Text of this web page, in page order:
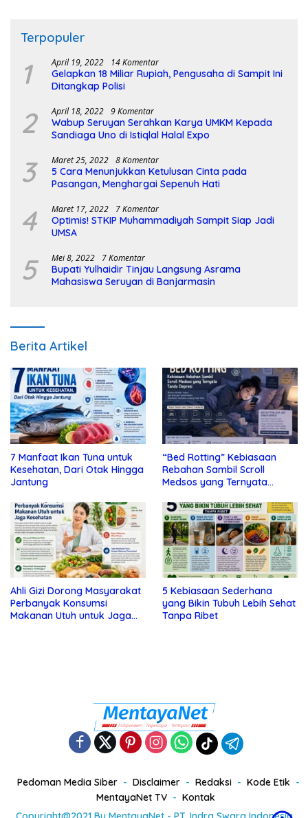
Terpopuler
1 April 19, 2022 14 Komentar
Gelapkan 18 Miliar Rupiah, Pengusaha di Sampit Ini
Ditangkap Polisi
2 April 18, 2022 9 Komentar
Wabup Seruyan Serahkan Karya UMKM Kepada
Sandiaga Uno di Istiqlal Halal Expo
3 Maret 25, 2022 8 Komentar
5 Cara Menunjukkan Ketulusan Cinta pada
Pasangan, Menghargai Sepenuh Hati
4 Maret 17, 2022 7 Komentar
Optimis! STKIP Muhammadiyah Sampit Siap Jadi
UMSA
5 Mei 8, 2022 7 Komentar
Bupati Yulhaidir Tinjau Langsung Asrama
Mahasiswa Seruyan di Banjarmasin
Berita Artikel
7 Manfaat Ikan Tuna untuk
Kesehatan, Dari Otak Hingga
Jantung
“Bed Rotting” Kebiasaan
Rebahan Sambil Scroll
Medsos yang Ternyata
Ahli Gizi Dorong Masyarakat
Perbanyak Konsumsi
Makanan Utuh untuk Jaga
5 Kebiasaan Sederhana
yang Bikin Tubuh Lebih Sehat
Tanpa Ribet
Pedoman Media Siber Disclaimer Redaksi
Kode Etik
MentayaNet TV
Kontak